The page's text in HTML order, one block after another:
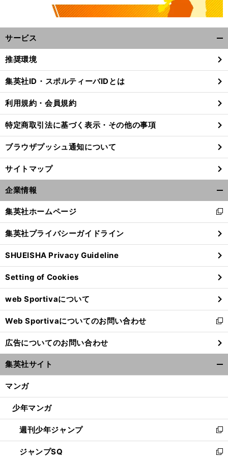
サービス
閉
る
推奨環境
集英社ID・スポルティーバIDとは
利用規約・会員規約
特定商取引法に基づく表示・その他の事項
ブラウザプッシュ通知について
サイトマップ
企業情報
閉
る
集英社ホームページ
新
し
い
ウ
ィ
ン
ド
ウ
で
開
く
集英社プライバシーガイドライン
SHUEISHA Privacy Guideline
Setting of Cookies
web Sportivaについて
Web Sportivaについてのお問い合わせ
新
し
い
ウ
ィ
ン
ウ
開
く
広告についてのお問い合わせ
集英社サイト
マンガ
少年マンガ
週刊少年ジャンプ
新
し
い
ジャンプSQ
新